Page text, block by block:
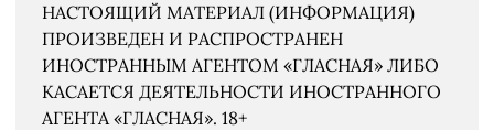
НАСТОЯЩИЙ МАТЕРИАЛ (ИНФОРМАЦИЯ)
ПРОИЗВЕДЕН И РАСПРОСТРАНЕН
ИНОСТРАННЫМ АГЕНТОМ «ГЛАСНАЯ» ЛИБО
КАСАЕТСЯ ДЕЯТЕЛЬНОСТИ ИНОСТРАННОГО
АГЕНТА «ГЛАСНАЯ». 18+